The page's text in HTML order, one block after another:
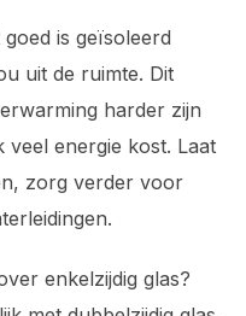
is geïsoleerd
uit de ruimte. Dit
harder zijn
energie kost. Laat
zorg verder voor
enkelzijdig glas?